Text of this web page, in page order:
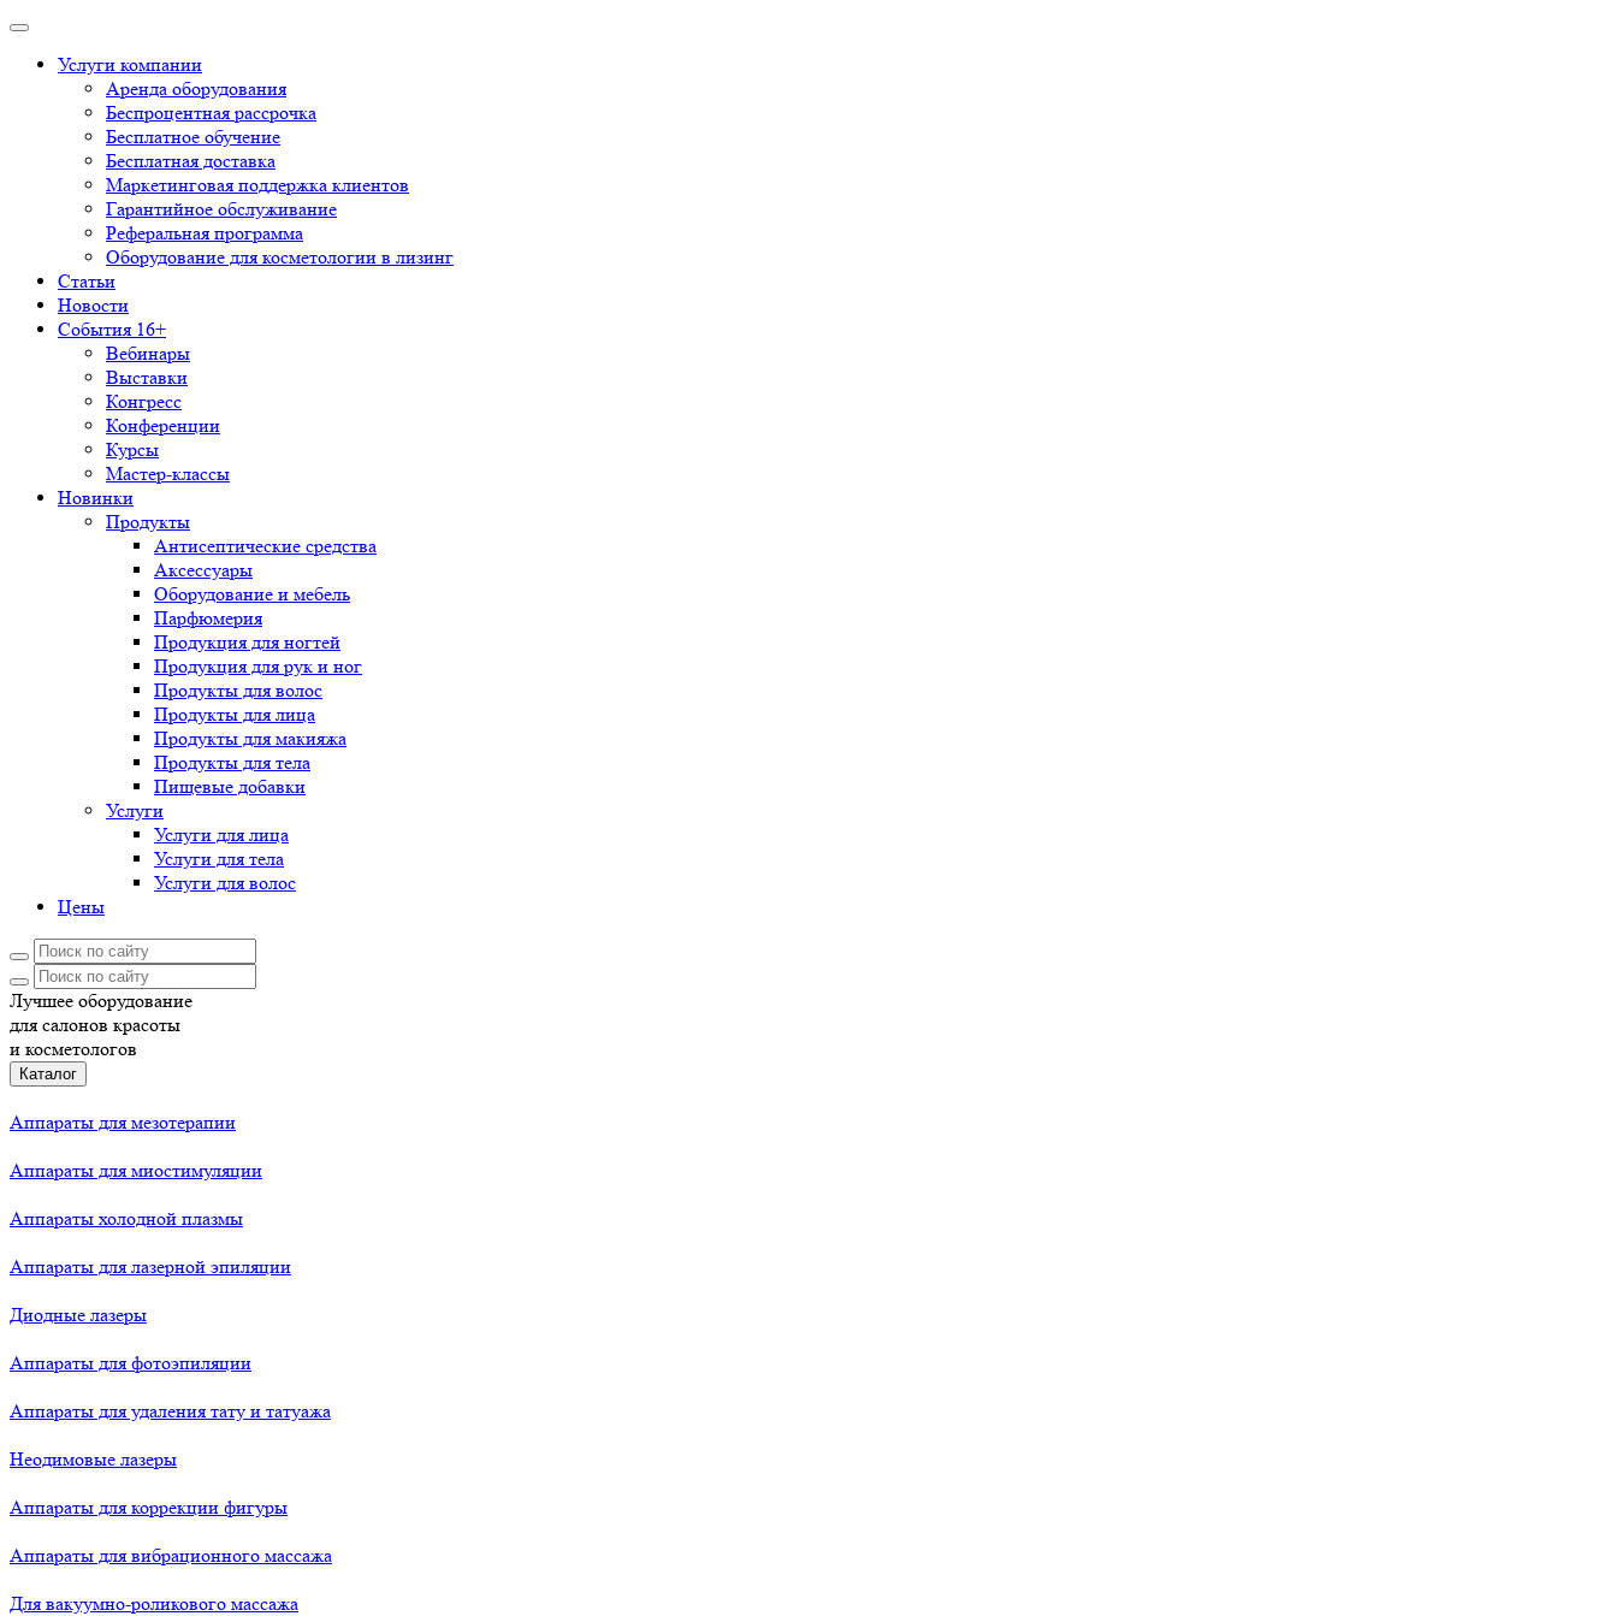
Услуги компании
Аренда оборудования
Беспроцентная рассрочка
Бесплатное обучение
Бесплатная доставка
Маркетинговая поддержка клиентов
Гарантийное обслуживание
Реферальная программа
Оборудование для косметологии в лизинг
Статьи
Новости
События 16+
Вебинары
Выставки
Конгресс
Конференции
Курсы
Мастер-классы
Новинки
Продукты
Антисептические средства
Аксессуары
Оборудование и мебель
Парфюмерия
Продукция для ногтей
Продукция для рук и ног
Продукты для волос
Продукты для лица
Продукты для макияжа
Продукты для тела
Пищевые добавки
Услуги
Услуги для лица
Услуги для тела
Услуги для волос
Цены
Лучшее оборудование
для салонов красоты
и косметологов
Каталог
Аппараты для мезотерапии
Аппараты для миостимуляции
Аппараты холодной плазмы
Аппараты для лазерной эпиляции
Диодные лазеры
Аппараты для фотоэпиляции
Аппараты для удаления тату и татуажа
Неодимовые лазеры
Аппараты для коррекции фигуры
Аппараты для вибрационного массажа
Для вакуумно-роликового массажа